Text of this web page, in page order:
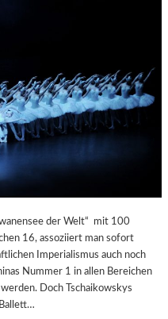
der Welt“ mit 100
16, assoziiert man sofort
Imperialismus auch noch
Nummer 1 in allen Bereichen
Doch Tschaikowskys